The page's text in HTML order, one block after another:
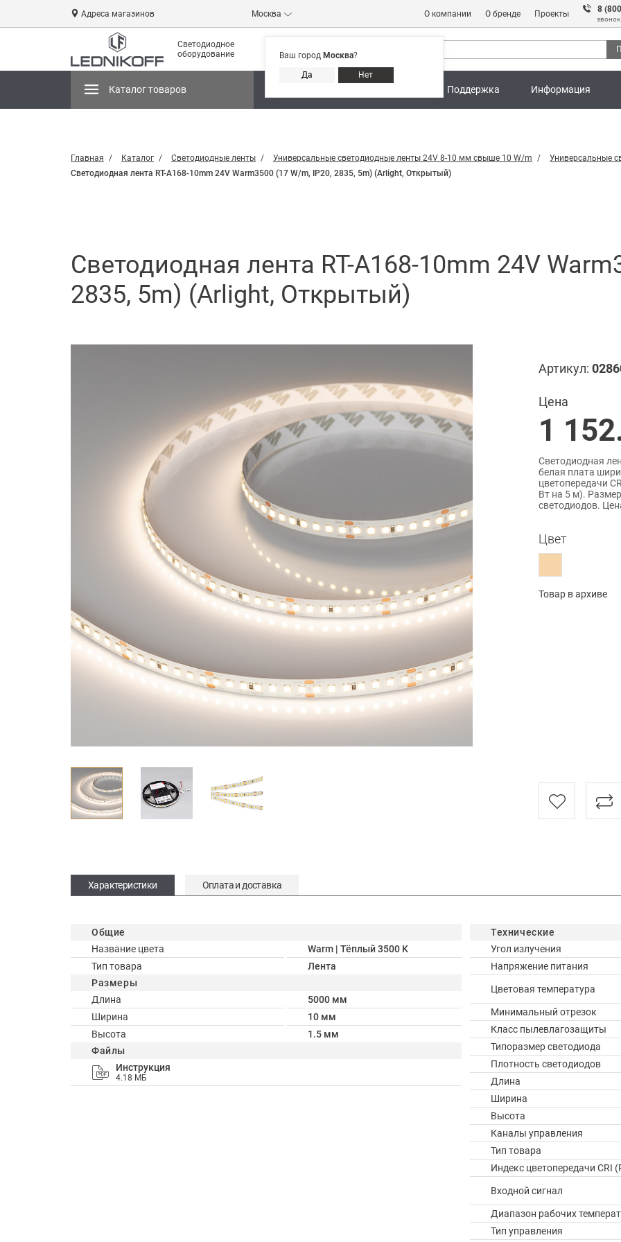
Адреса магазинов Москва
Ваш город Москва?
Да
Нет
О компании О бренде Проекты 8
Светодиодное
оборудование
Каталог товаров Поддержка Информация
Адреса магазинов 8 (800) 301 91 28
Главная Каталог Светодиодные ленты Универсальные светодиодные ленты 24V 8-10 мм свыше 10 W/m
Универсальные
Светодиодная лента RT-A168-10mm 24V Warm3500 (17 W/m, IP20, 2835, 5m) (Arlight, Открытый)
Светодиодная лента RT-A168-10mm 24V
2835, 5m) (Arlight, Открытый)
Артикул:
Цена
1
Светодиодная
белая плата
цветопередачи
Вт на 5 м).
светодиодов.
Цвет
Товар в архиве
Характеристики Оплата и доставка
Общие
Название цвета
Warm | Тёплый 3500 K
Тип товара
Лента
Размеры
Длина
5000 мм
Ширина
10 мм
Высота
1.5 мм
Файлы
Инструкция
4.18 МБ
Технические
Угол излучения
Напряжение питания
Цветовая температура
Минимальный отрезок
Класс пылевлагозащиты
Типоразмер светодиода
Плотность светодиодов
Длина
Ширина
Высота
Каналы управления
Тип товара
Индекс цветопередачи CRI
Входной сигнал
Диапазон рабочих
Тип управления